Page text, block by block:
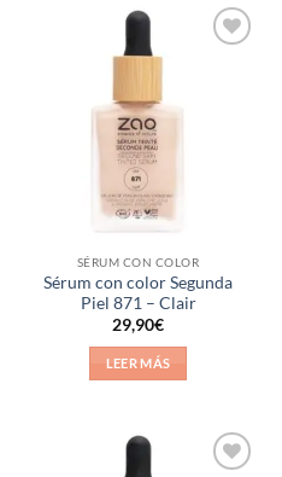
SÉRUM CON COLOR
Sérum con color Segunda
Piel 871 – Clair
29,90€
LEER MÁS